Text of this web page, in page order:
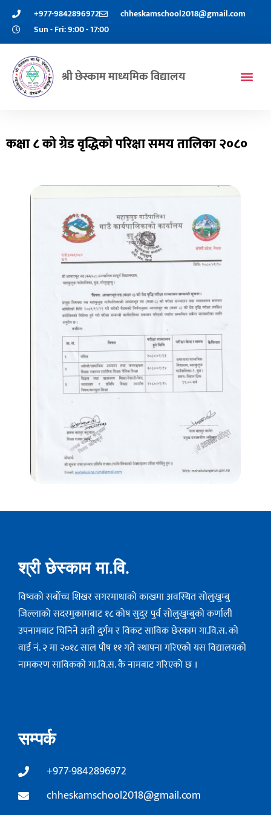
+977-9842896972
chheskamschool2018@gmail.com
Sun - Fri: 9:00 - 17:00
श्री छेस्काम माध्यमिक विद्यालय
कक्षा ८ को ग्रेड वृद्धिको परिक्षा समय तालिका २०८०
श्री छेस्काम मा.वि.
विष्वको सर्बोच्च शिखर सगरमाथाको काखमा अवस्थित सोलुुखुम्बु
जिल्लाको सदरमुकामबाट १८ कोष सुदुर पुर्व सोलुखुम्बुको कर्णाली
उपनामबाट चिनिने अती दुर्गम र विकट साविक छेस्काम गा.वि.स. को
वार्ड नं. २ मा २०१८ साल पौष ११ गते स्थापना गरिएको यस विद्यालयको
नामकरण साविककाे गा.वि.स. कै नामबाट गरिएको छ ।
सम्पर्क
+977-9842896972
chheskamschool2018@gmail.com